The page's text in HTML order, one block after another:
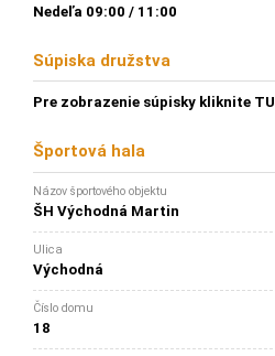
Nedeľa 09:00 / 11:00
Súpiska družstva
Pre zobrazenie súpisky kliknite TU
Športová hala
Názov športového objektu
ŠH Východná Martin
Ulica
Východná
Číslo domu
18